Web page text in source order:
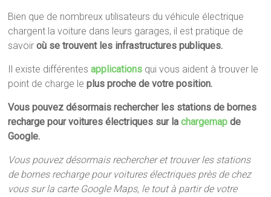
Bien que de nombreux utilisateurs du véhicule électrique
chargent la voiture dans leurs garages, il est pratique de
savoiroù se trouvent les infrastructures publiques.
Il existe différentesapplications qui vous aident à trouver le
point de charge leplus proche de votre position.
Vous pouvez désormais rechercher les stations de bornes
recharge pour voitures électriques sur lachargemap de
Google.
Vous pouvez désormais rechercher et trouver les stations
de bornes recharge pour voitures électriques près de chez
vous sur la carte Google Maps, le tout à partir de votre